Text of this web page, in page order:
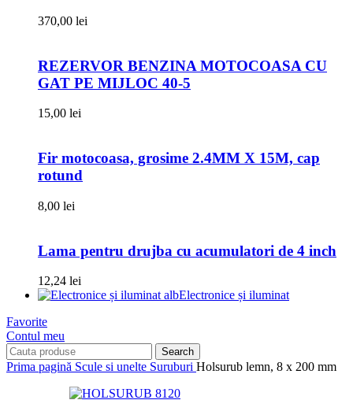
370,00 lei
REZERVOR BENZINA MOTOCOASA CU
GAT PE MIJLOC 40-5
15,00 lei
Fir motocoasa, grosime 2.4MM X 15M, cap
rotund
8,00 lei
Lama pentru drujba cu acumulatori de 4 inch
12,24 lei
Electronice și iluminat
Favorite
Contul meu
Search
Prima pagină Scule si unelte Suruburi Holsurub lemn, 8 x 200 mm